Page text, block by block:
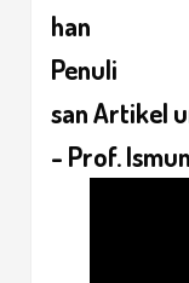
han
Penuli
san Artikel
- Prof.